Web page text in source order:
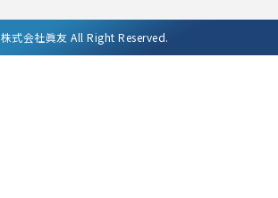
株式会社眞友 All Right Reserved.